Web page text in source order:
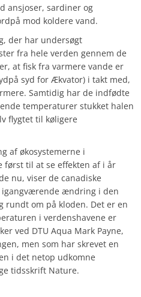
ansjoser, sardiner og
mod koldere vand.
der har undersøgt
fra hele verden gennem de
at fisk fra varmere vande er
syd for Ækvator) i takt med,
Samtidig har de indfødte
temperaturer stukket halen
flygtet til køligere
af økosystemerne i
først til at se effekten af i år
nu, viser de canadiske
igangværende ændring i den
rundt om på kloden. Det er en
i verdenshavene er
ved DTU Aqua Mark Payne,
men som har skrevet en
i det netop udkomne
tidsskrift Nature.